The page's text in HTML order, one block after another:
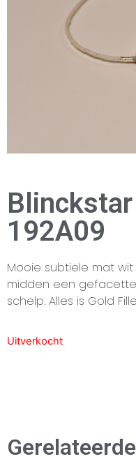
192A09
Mooie subtiele mat
midden een
schelp. Alles is Gold
Uitverkocht